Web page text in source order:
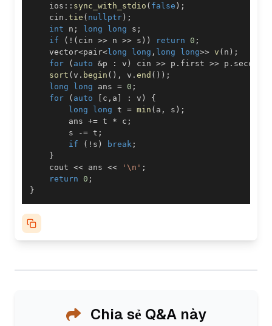
    ios
:: sync_with_stdio ( false ) ;
    cin
. tie ( nullptr ) ;
int n ; long long s ;
if
( ! ( cin >> n >> s ) ) return 0 ;
    vector
<pair< long long , long long>> v ( n ) ;
for
( auto &p : v ) cin >> p . first >> p . second
sort ( v . begin ( ) , v . end ( ) ) ;
long
long ans = 0 ;
for
( auto c , a : v )
{
long
long t = min ( a , s ) ;
        ans
+= t * c ;
        s
-= t ;
if
( ! s ) break ;
}
    cout
<< ans << '\n' ;
return 0 ;
}
Chia sẻ Q&A này